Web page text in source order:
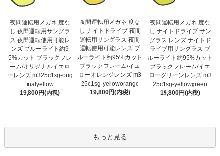
夜間運転用メガネ 度な
し 夜間運転用サングラ
ス 夜間運転使用可能レ
ンズ ブルーライト約9
5%カット ブラックフレ
ーム/オリジナルイエロ
ーレンズ m325c1sg-orig
inalyellow
19,800円(内税)
夜間運転用メガネ 度な
し ナイトドライブ 夜間
運転用サングラス 夜間
運転使用可能レンズ ブ
ルーライト約95%カット
ブラックフレーム/イエ
ローオレンジレンズ m3
25c1sg-yelloworange
19,800円(内税)
夜間運転用メガネ 度な
し ナイトドライブ サン
グラス レンズ ナイトド
ライブ用サングラス ブ
ルーライト約95%カット
ブラックフレーム/イエ
ローグリーンレンズ m3
25c1sg-yellowgreen
19,800円(内税)
もっと見る